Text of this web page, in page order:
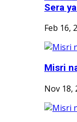
Sera
Feb 16,
Misri
Nov 18,